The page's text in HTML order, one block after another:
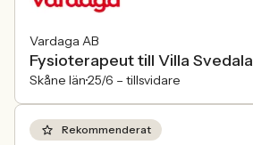
Vardaga AB
Fysioterapeut till Villa Svedala
Skåne län25/6 – tillsvidare
Rekommenderat